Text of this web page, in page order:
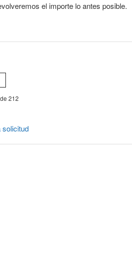
el importe lo antes posible.
212
solicitud